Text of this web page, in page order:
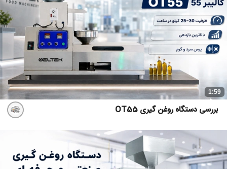
1:59
بررسی دستگاه روغن گیری OT55